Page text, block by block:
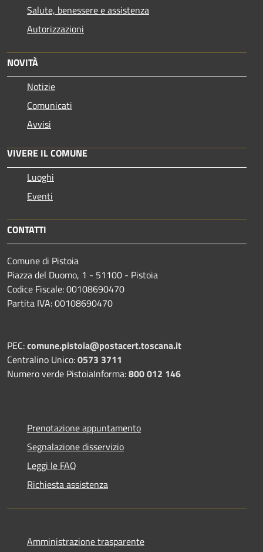
Salute, benessere e assistenza
Autorizzazioni
NOVITÀ
Notizie
Comunicati
Avvisi
VIVERE IL COMUNE
Luoghi
Eventi
CONTATTI
Comune di Pistoia
Piazza del Duomo, 1 - 51100 - Pistoia
Codice Fiscale: 00108690470
Partita IVA: 00108690470
PEC:comune.pistoia@postacert.toscana.it
Centralino Unico:0573 3711
Numero verde PistoiaInforma:800 012 146
Prenotazione appuntamento
Segnalazione disservizio
Leggi le FAQ
Richiesta assistenza
Amministrazione trasparente